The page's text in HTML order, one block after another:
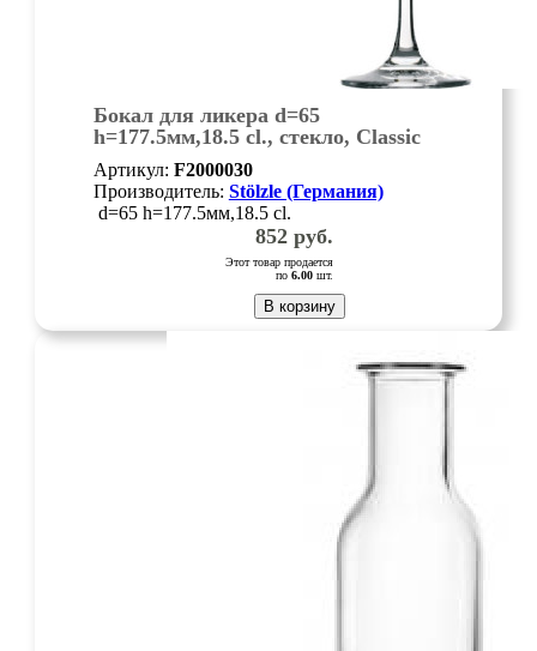
Бокал для ликера d=65
h=177.5мм,18.5 cl., стекло, Classic
Long-life
Артикул: F2000030
Производитель: Stölzle (Германия)
d=65 h=177.5мм,18.5 cl.
852руб.
Этот товар продается
по 6.00шт.
В корзину